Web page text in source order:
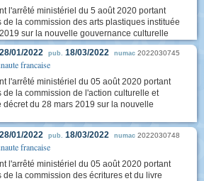
l'arrêté ministériel du 5 août 2020 portant
la commission des arts plastiques instituée
sur la nouvelle gouvernance culturelle
28/01/2022 pub. 18/03/2022 numac 2022030745
francaise
l'arrêté ministériel du 05 août 2020 portant
la commission de l'action culturelle et
du 28 mars 2019 sur la nouvelle
28/01/2022 pub. 18/03/2022 numac 2022030748
francaise
l'arrêté ministériel du 05 août 2020 portant
la commission des écritures et du livre